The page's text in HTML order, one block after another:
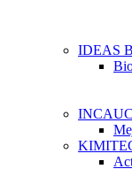
IDEAS